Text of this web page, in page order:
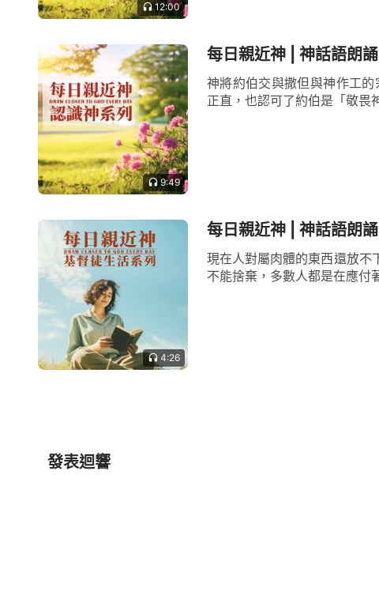
12:00
9:49
每日親近神 | 神話語朗
神將約伯交與撒但與神作工
正直，也認可了約伯是「敬畏
4:26
每日親近神 | 神話語朗
現在人對屬肉體的東西還放不
不能捨棄，多數人都是在應付
發表迴響